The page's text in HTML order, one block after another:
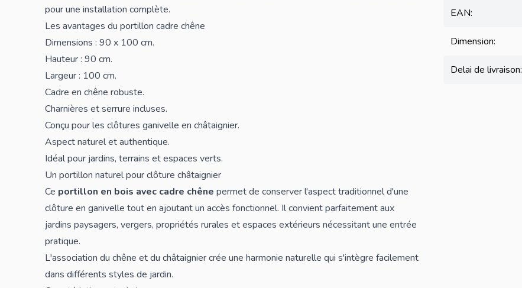
pour une installation complète.
Les avantages du portillon cadre chêne
Dimensions : 90 x 100 cm.
Hauteur : 90 cm.
Largeur : 100 cm.
Cadre en chêne robuste.
Charnières et serrure incluses.
Conçu pour les clôtures ganivelle en châtaignier.
Aspect naturel et authentique.
Idéal pour jardins, terrains et espaces verts.
Un portillon naturel pour clôture châtaignier
Ce portillon en bois avec cadre chêne permet de conserver l'aspect traditionnel d'une
clôture en ganivelle tout en ajoutant un accès fonctionnel. Il convient parfaitement aux
jardins paysagers, vergers, propriétés rurales et espaces extérieurs nécessitant une entrée
pratique.
L'association du chêne et du châtaignier crée une harmonie naturelle qui s'intègre facilement
dans différents styles de jardin.
EAN:
Dimension:
Delai de livraison: